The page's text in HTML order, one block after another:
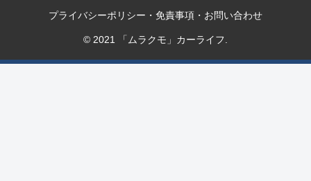
プライバシーポリシー・免責事項・お問い合わせ
© 2021 「ムラクモ」カーライフ.